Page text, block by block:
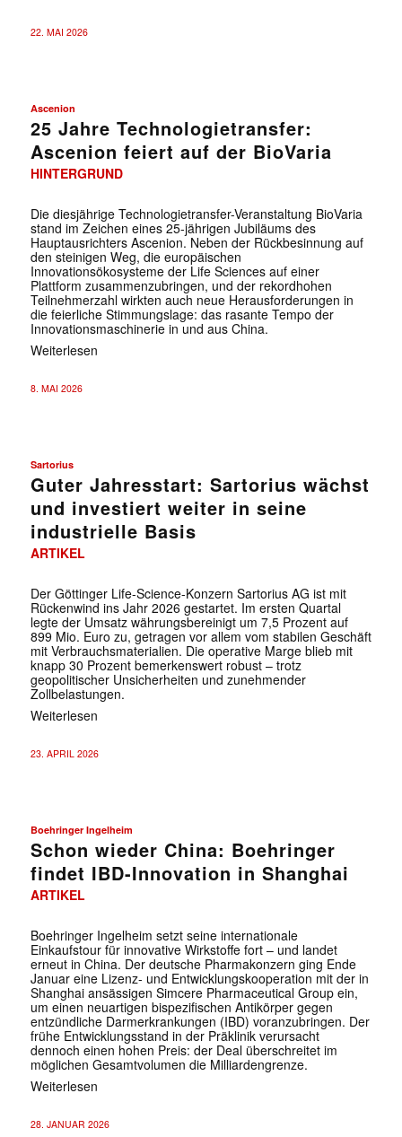
22. MAI 2026
Ascenion
25 Jahre Technologietransfer:
Ascenion feiert auf der BioVaria
HINTERGRUND
Die diesjährige Technologietransfer-Veranstaltung BioVaria
stand im Zeichen eines 25-jährigen Jubiläums des
Hauptausrichters Ascenion. Neben der Rückbesinnung auf
den steinigen Weg, die europäischen
Innovationsökosysteme der Life Sciences auf einer
Plattform zusammenzubringen, und der rekordhohen
Teilnehmerzahl wirkten auch neue Herausforderungen in
die feierliche Stimmungslage: das rasante Tempo der
Innovationsmaschinerie in und aus China.
Weiterlesen
8. MAI 2026
Sartorius
Guter Jahresstart: Sartorius wächst
und investiert weiter in seine
industrielle Basis
ARTIKEL
Der Göttinger Life-Science-Konzern Sartorius AG ist mit
Rückenwind ins Jahr 2026 gestartet. Im ersten Quartal
legte der Umsatz währungsbereinigt um 7,5 Prozent auf
899 Mio. Euro zu, getragen vor allem vom stabilen Geschäft
mit Verbrauchsmaterialien. Die operative Marge blieb mit
knapp 30 Prozent bemerkenswert robust – trotz
geopolitischer Unsicherheiten und zunehmender
Zollbelastungen.
Weiterlesen
23. APRIL 2026
Boehringer Ingelheim
Schon wieder China: Boehringer
findet IBD-Innovation in Shanghai
ARTIKEL
Boehringer Ingelheim setzt seine internationale
Einkaufstour für innovative Wirkstoffe fort – und landet
erneut in China. Der deutsche Pharmakonzern ging Ende
Januar eine Lizenz- und Entwicklungskooperation mit der in
Shanghai ansässigen Simcere Pharmaceutical Group ein,
um einen neuartigen bispezifischen Antikörper gegen
entzündliche Darmerkrankungen (IBD) voranzubringen. Der
frühe Entwicklungsstand in der Präklinik verursacht
dennoch einen hohen Preis: der Deal überschreitet im
möglichen Gesamtvolumen die Milliardengrenze.
Weiterlesen
28. JANUAR 2026